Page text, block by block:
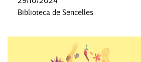
Biblioteca de Sencelles